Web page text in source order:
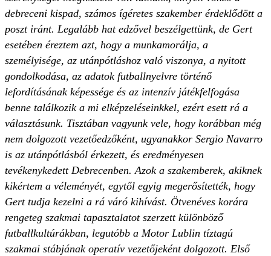
debreceni kispad, számos ígéretes szakember érdeklődött a
poszt iránt. Legalább hat edzővel beszélgettünk, de Gert
esetében éreztem azt, hogy a munkamorálja, a
személyisége, az utánpótláshoz való viszonya, a nyitott
gondolkodása, az adatok futballnyelvre történő
lefordításának képessége és az intenzív játékfelfogása
benne találkozik a mi elképzeléseinkkel, ezért esett rá a
választásunk. Tisztában vagyunk vele, hogy korábban még
nem dolgozott vezetőedzőként, ugyanakkor Sergio Navarro
is az utánpótlásból érkezett, és eredményesen
tevékenykedett Debrecenben. Azok a szakemberek, akiknek
kikértem a véleményét, egytől egyig megerősítették, hogy
Gert tudja kezelni a rá váró kihívást. Ötvenéves korára
rengeteg szakmai tapasztalatot szerzett különböző
futballkultúrákban, legutóbb a Motor Lublin tíztagú
szakmai stábjának operatív vezetőjeként dolgozott. Első